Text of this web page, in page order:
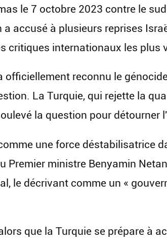
le 7 octobre 2023 contre le
accusé à plusieurs reprises
critiques internationaux les plus
reconnu le
La Turquie, qui rejette la
la question pour détourner
une force déstabilisatrice
Premier ministre Benyamin
le décrivant comme un «
que la Turquie se prépare à